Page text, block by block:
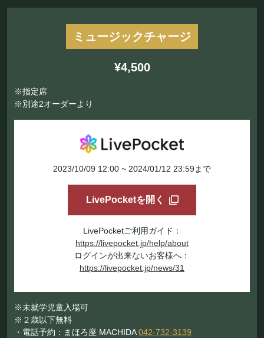
ミュージックチャージ
¥4,500
※指定席
※別途2オーダーより
2023/10/09 12:00 ~ 2024/01/12 23:59まで
LivePocketを開く
LivePocketご利用ガイド：
https://livepocket.jp/help/about
ログインが出来ないお客様へ：
https://livepocket.jp/news/31
※未就学児童入場可
※２歳以下無料
・電話予約：まほろ座 MACHIDA042-732-3139